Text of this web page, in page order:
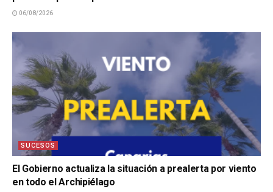
06/08/2026
SUCESOS
El Gobierno actualiza la situación a prealerta por viento
en todo el Archipiélago